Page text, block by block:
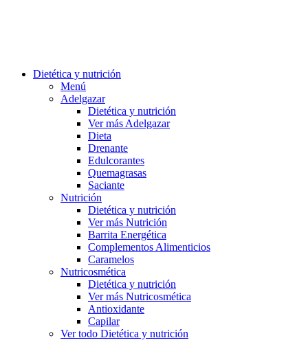
Dietética y nutrición
Menú
Adelgazar
Dietética y nutrición
Ver más Adelgazar
Dieta
Drenante
Edulcorantes
Quemagrasas
Saciante
Nutrición
Dietética y nutrición
Ver más Nutrición
Barrita Energética
Complementos Alimenticios
Caramelos
Nutricosmética
Dietética y nutrición
Ver más Nutricosmética
Antioxidante
Capilar
Ver todo Dietética y nutrición